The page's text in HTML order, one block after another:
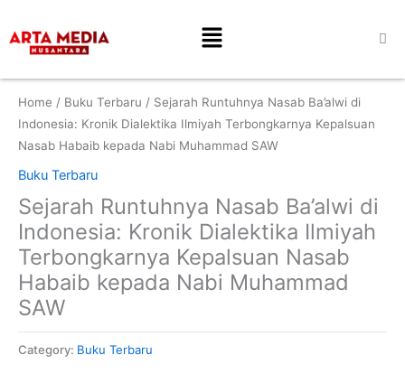
content
Menu
Home / Buku Terbaru / Sejarah Runtuhnya Nasab Ba’alwi di
Indonesia: Kronik Dialektika Ilmiyah Terbongkarnya Kepalsuan
Nasab Habaib kepada Nabi Muhammad SAW
Buku Terbaru
Sejarah Runtuhnya Nasab Ba’alwi di
Indonesia: Kronik Dialektika Ilmiyah
Terbongkarnya Kepalsuan Nasab
Habaib kepada Nabi Muhammad
SAW
Category: Buku Terbaru